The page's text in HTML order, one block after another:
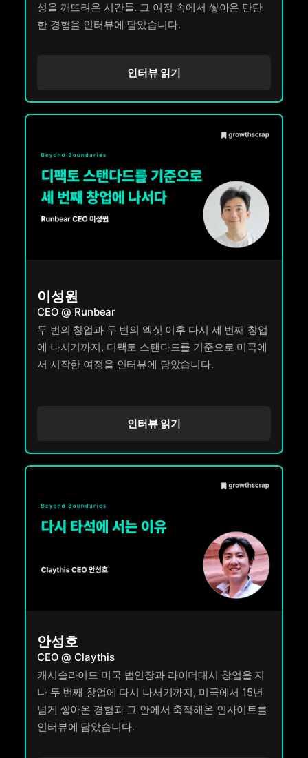
성을 깨뜨려온 시간들. 그 여정 속에서 쌓아온 단단
한 경험을 인터뷰에 담았습니다.
인터뷰 읽기
이성원
CEO @ Runbear
두 번의 창업과 두 번의 엑싯 이후 다시 세 번째 창업
에 나서기까지, 디팩토 스탠다드를 기준으로 미국에
서 시작한 여정을 인터뷰에 담았습니다.
인터뷰 읽기
안성호
CEO @ Claythis
캐시슬라이드 미국 법인장과 라이더대시 창업을 지
나 두 번째 창업에 다시 나서기까지, 미국에서 15년
넘게 쌓아온 경험과 그 안에서 축적해온 인사이트를
인터뷰에 담았습니다.